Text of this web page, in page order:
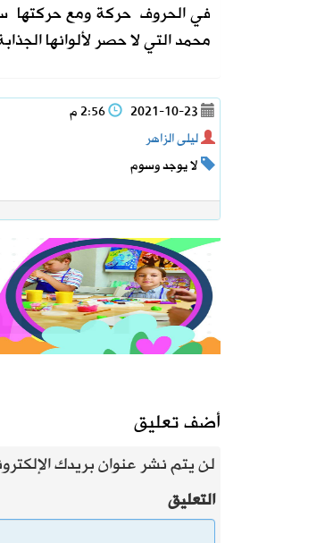
في الحروف حركة ومع حركتها
محمد التي لا حصر لألوانها
2021-10-23
ليلى الزاهر
لا يوجد وسوم
أضف تعليق
لن يتم نشر عنوان بريدك
التعليق